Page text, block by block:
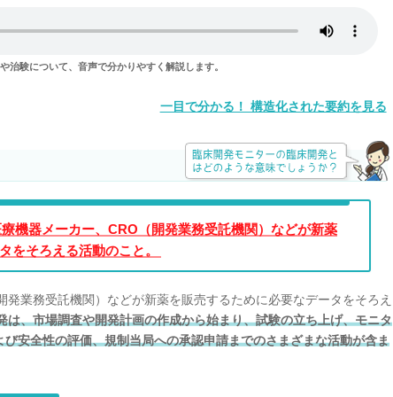
治験について、音声で分かりやすく解説します。
一目で分かる！ 構造化された要約を見る
機器メーカー、CRO（開発業務受託機関）などが新薬
をそろえる活動のこと。
業務受託機関）などが新薬を販売するために必要なデータをそろえ
は、市場調査や開発計画の作成から始まり、試験の立ち上げ、モニタ
安全性の評価、規制当局への承認申請までのさまざまな活動が含ま